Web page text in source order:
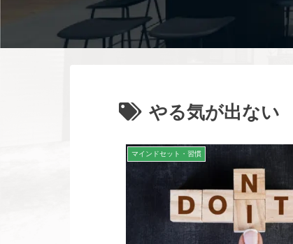
やる気が出ない
マインドセット・習慣